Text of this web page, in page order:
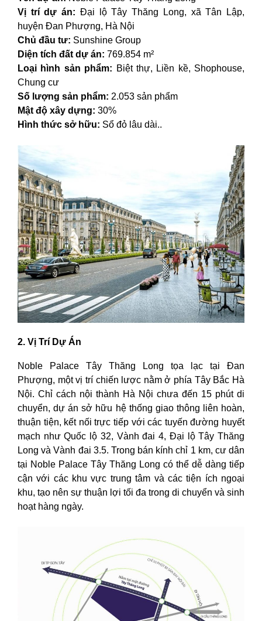
Vị trí dự án: Đại lộ Tây Thăng Long, xã Tân Lập,
huyện Đan Phượng, Hà Nội
Chủ đầu tư: Sunshine Group
Diện tích đất dự án: 769.854 m²
Loại hình sản phẩm: Biệt thự, Liền kề, Shophouse,
Chung cư
Số lượng sản phẩm: 2.053 sản phẩm
Mật độ xây dựng: 30%
Hình thức sở hữu: Sổ đỏ lâu dài..
2. Vị Trí Dự Án
Noble Palace Tây Thăng Long tọa lạc tại Đan
Phượng, một vị trí chiến lược nằm ở phía Tây Bắc Hà
Nội. Chỉ cách nội thành Hà Nội chưa đến 15 phút di
chuyển, dự án sở hữu hệ thống giao thông liên hoàn,
thuận tiện, kết nối trực tiếp với các tuyến đường huyết
mạch như Quốc lộ 32, Vành đai 4, Đại lộ Tây Thăng
Long và Vành đai 3.5. Trong bán kính chỉ 1 km, cư dân
tại Noble Palace Tây Thăng Long có thể dễ dàng tiếp
cận với các khu vực trung tâm và các tiện ích ngoại
khu, tạo nên sự thuận lợi tối đa trong di chuyển và sinh
hoạt hàng ngày.